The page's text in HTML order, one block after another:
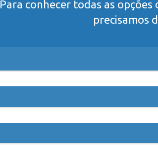
Para conhecer todas as
precisamos